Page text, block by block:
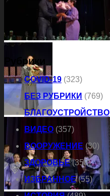
Рубрики
COVID-19 (323)
БЕЗ РУБРИКИ (769)
БЛАГОУСТРОЙСТВО
ВИДЕО (357)
ВООРУЖЕНИЕ (30)
ЗДОРОВЬЕ(358)
ИЗБРАННОЕ(55)